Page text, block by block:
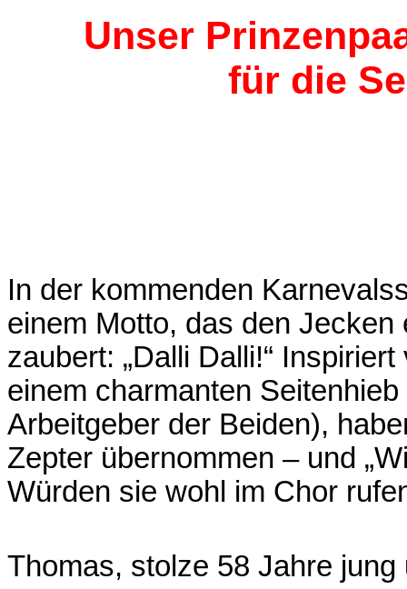
Unser
für die
In der kommenden
einem Motto, das den Jecken
zaubert: „Dalli Dalli!“ Inspiriert
einem charmanten Seitenhieb
Arbeitgeber der Beiden),
Zepter übernommen – und
Würden sie wohl im Chor
Thomas, stolze 58 Jahre